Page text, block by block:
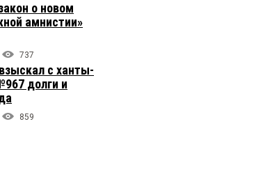
о новом
амнистии»
737
с ханты-
долги и
859